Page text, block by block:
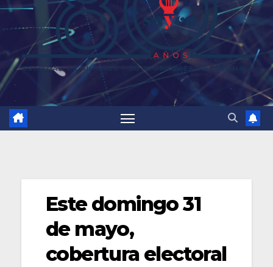
Este domingo 31
de mayo,
cobertura electoral